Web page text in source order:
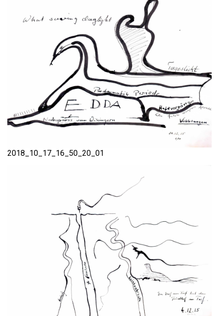
2018_10_17_16_50_20_01